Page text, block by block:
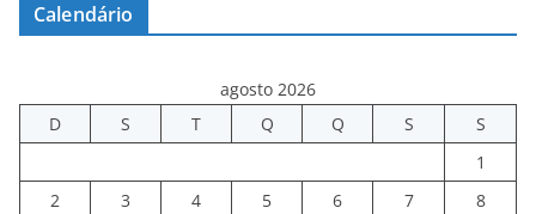
Calendário
agosto 2026
D
S T Q Q S
S
1
2
3 4 5 6 7
8